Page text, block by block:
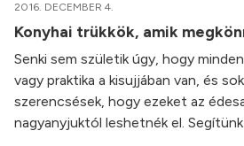
2016. DECEMBER 4.
Konyhai trükkök, amik
Senki sem születik úgy, hogy
vagy praktika a kisujjában van, és
szerencsések, hogy ezeket az
nagyanyjuktól leshetnék el.